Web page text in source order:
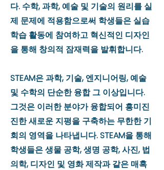
다. 수학, 과학, 예술 및 기술의 원리를 실
제 문제에 적용함으로써 학생들은 실습
학습 활동에 참여하고 혁신적인 디자인
을 통해 창의적 잠재력을 발휘합니다.
STEAM은 과학, 기술, 엔지니어링, 예술
및 수학의 단순한 융합 그 이상입니다.
그것은 이러한 분야가 융합되어 흥미진
진한 새로운 지평을 구축하는 무한한 기
회의 영역을 나타냅니다. STEAM을 통해
학생들은 생물 공학, 생명 공학, 사진, 법
의학, 디자인 및 영화 제작과 같은 매혹